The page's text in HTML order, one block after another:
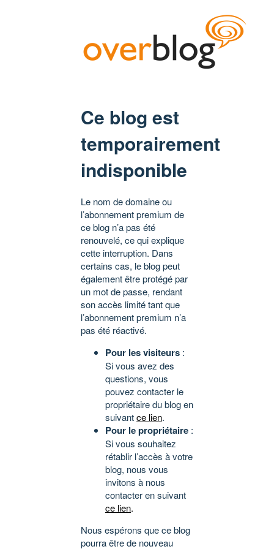
Ce blog est
temporairement
indisponible
Le nom de domaine ou
l’abonnement premium de
ce blog n’a pas été
renouvelé, ce qui explique
cette interruption. Dans
certains cas, le blog peut
également être protégé par
un mot de passe, rendant
son accès limité tant que
l’abonnement premium n’a
pas été réactivé.
Pour les visiteurs :
Si vous avez des
questions, vous
pouvez contacter le
propriétaire du blog en
suivantce lien.
Pour le propriétaire :
Si vous souhaitez
rétablir l’accès à votre
blog, nous vous
invitons à nous
contacter en suivant
ce lien.
Nous espérons que ce blog
pourra être de nouveau